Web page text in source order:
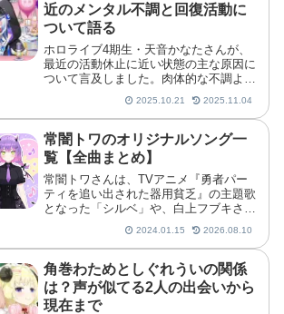
近のメンタル不調と回復活動に
ついて語る
ホロライブ4期生・天音かなたさんが、
最近の活動休止に近い状態の主な原因に
ついて言及しました。肉体的な不調より
もメンタル面が原因であると述べていま
す。天音かなたがソロ配信を休止してい
た経緯天音かなたさんは11日に行ったメ
タルギアソリッドの配信...
2025.10.21 2025.11.04
常闇トワのオリジナルソング一
覧【全曲まとめ】
常闇トワさんは、TVアニメ『勇者パー
ティを追い出された器用貧乏』の主題歌
となった「シルベ」や、白上フブキさ
ん・大神ミオさん・角巻わためさん・鷹
嶺ルイさんがコーラスで参加した「New
Order」などをリリースしてきました。
また天音かなたさん
2024.01.15 2026.08.10
角巻わためとしぐれういの関係
は？声が似てる2人の出会いから
現在まで